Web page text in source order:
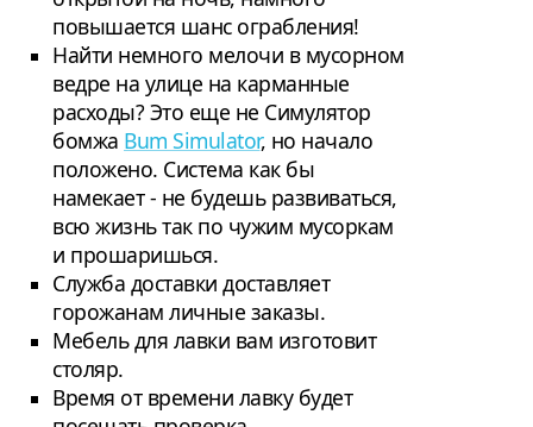
повышается шанс ограбления!
Найти немного мелочи в мусорном
ведре на улице на карманные
расходы? Это еще не Симулятор
бомжа Bum Simulator, но начало
положено. Система как бы
намекает - не будешь развиваться,
всю жизнь так по чужим мусоркам
и прошаришься.
Служба доставки доставляет
горожанам личные заказы.
Мебель для лавки вам изготовит
столяр.
Время от времени лавку будет